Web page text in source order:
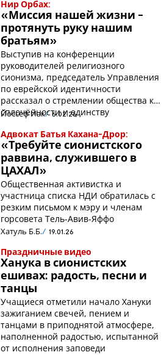
Нир Орбах:
«Миссия нашей жизни -
протянуть руку нашим
братьям»
Выступив на конференции
руководителей религиозного
сионизма, председатель Управления
по еврейской идентичности
рассказал о стремлении общества к
сплочённости и единству
Йоссеф Йак 6.02.26
Адвокат Батья Кахана-Дрор:
«Требуйте сионистского
раввина, служившего в
ЦАХАЛ»
Общественная активистка и
участница списка НДИ обратилась с
резким письмом к мэру и членам
горсовета Тель-Авив-Яффо
Хатуль Б.Б. 19.01.26
Праздничные видео
Ханука в сионистских
ешивах: радость, песни и
танцы
Учащиеся отметили начало Хануки
зажиганием свечей, пением и
танцами в приподнятой атмосфере,
наполненной радостью, испытанной
от исполнения заповеди